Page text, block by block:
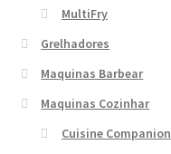
MultiFry
Grelhadores
Maquinas Barbear
Maquinas Cozinhar
Cuisine Companion